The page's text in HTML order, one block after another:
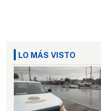
LO MÁS VISTO